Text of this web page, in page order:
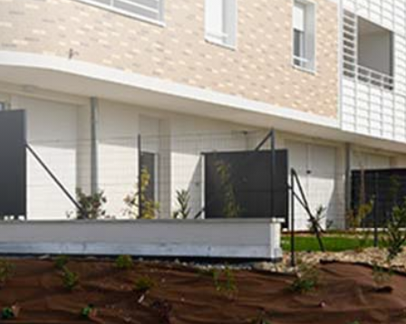
Ville
Blagnac
Adresse
Boulevard Persée
À partir de
310 000 €